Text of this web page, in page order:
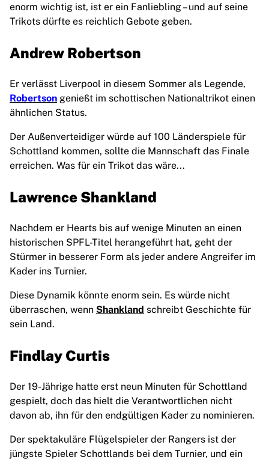
enorm wichtig ist, ist er ein Fanliebling – und auf seine
Trikots dürfte es reichlich Gebote geben.
Andrew Robertson
Er verlässt Liverpool in diesem Sommer als Legende,
Robertson genießt im schottischen Nationaltrikot einen
ähnlichen Status.
Der Außenverteidiger würde auf 100 Länderspiele für
Schottland kommen, sollte die Mannschaft das Finale
erreichen. Was für ein Trikot das wäre...
Lawrence Shankland
Nachdem er Hearts bis auf wenige Minuten an einen
historischen SPFL-Titel herangeführt hat, geht der
Stürmer in besserer Form als jeder andere Angreifer im
Kader ins Turnier.
Diese Dynamik könnte enorm sein. Es würde nicht
überraschen, wenn Shankland schreibt Geschichte für
sein Land.
Findlay Curtis
Der 19-Jährige hatte erst neun Minuten für Schottland
gespielt, doch das hielt die Verantwortlichen nicht
davon ab, ihn für den endgültigen Kader zu nominieren.
Der spektakuläre Flügelspieler der Rangers ist der
jüngste Spieler Schottlands bei dem Turnier, und ein